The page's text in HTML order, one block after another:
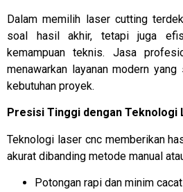
Dalam memilih laser cutting
soal hasil akhir, tetapi juga
kemampuan teknis. Jasa
menawarkan layanan modern
kebutuhan proyek.
Presisi Tinggi dengan Teknologi
Teknologi laser cnc memberikan
akurat dibanding metode manual
Potongan rapi dan minim cacat